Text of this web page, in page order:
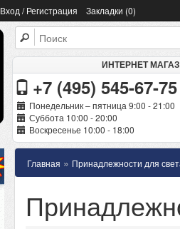
Вход / Регистрация Закладки (0)
ИНТЕРНЕТ
+7 (495) 545-67-75
Понедельник – пятница 9:00 - 21:00
Суббота 10:00 - 20:00
Воскресенье 10:00 - 18:00
Главная » Принадлежности для